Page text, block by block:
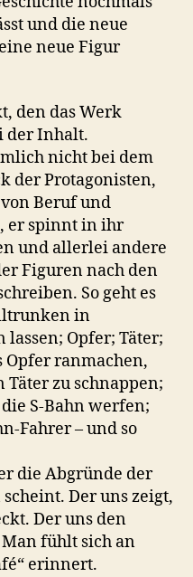
und die neue
neue Figur
den das Werk
der Inhalt.
nicht bei dem
der Protagonisten,
Beruf und
er spinnt in ihr
und allerlei andere
Figuren nach den
So geht es
in
Opfer; Täter;
Opfer ranmachen,
zu schnappen;
S-Bahn werfen;
Fahrer – und so
die Abgründe der
Der uns zeigt,
Der uns den
fühlt sich an
erinnert.